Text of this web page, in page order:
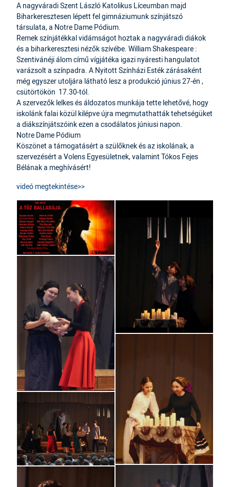
A nagyváradi Szent László Katolikus Líceumban majd
Biharkeresztesen lépett fel gimnáziumunk színjátszó
társulata, a Notre Dame Pódium.
Remek színjátékkal vidámságot hoztak a nagyváradi diákok
és a biharkeresztesi nézők szívébe. William Shakespeare :
Szentivánéji álom című vígjátéka igazi nyáresti hangulatot
varázsolt a színpadra. A Nyitott Színházi Esték zárásaként
még egyszer utoljára látható lesz a produkció június 27-én ,
csütörtökön 17.30-tól.
A szervezők lelkes és áldozatos munkája tette lehetővé, hogy
iskolánk falai közül kilépve újra megmutathatták tehetségüket
a diákszínjátszóink ezen a csodálatos júniusi napon.
Notre Dame Pódium
Köszönet a támogatásért a szülőknek és az iskolának, a
szervezésért a Volens Egyesületnek, valamint Tókos Fejes
Bélának a meghívásért!
videó megtekintése>>